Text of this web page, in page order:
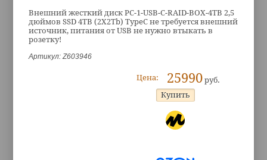
Внешний жесткий диск PC-1-USB-C-RAID-BOX-4TB 2,5
дюймов SSD 4TB (2X2Tb) TypeC не требуется внешний
источник, питания от USB не нужно втыкать в
розетку!
Артикул: Z603946
Цена: 25990руб.